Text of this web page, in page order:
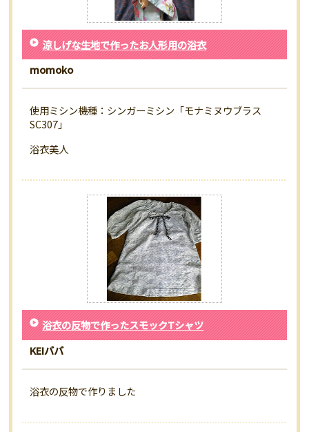
涼しげな生地で作ったお人形用の浴衣
momoko
使用ミシン機種：シンガーミシン「モナミヌウブラス
SC307」
浴衣美人
浴衣の反物で作ったスモックTシャツ
KEIババ
浴衣の反物で作りました